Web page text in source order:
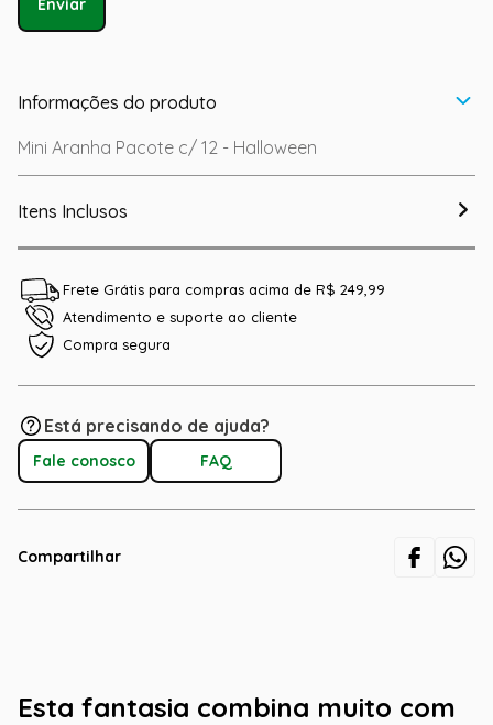
Enviar
Informações do produto
Mini Aranha Pacote c/ 12 - Halloween
Itens Inclusos
Frete Grátis para compras acima de R$ 249,99
Atendimento e suporte ao cliente
Compra segura
Está precisando de ajuda?
Fale conosco FAQ
Compartilhar
Esta fantasia combina muito com